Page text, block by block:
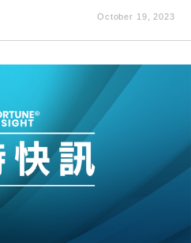
人員要求交「保證金」 43歲女子
點後回穩 全周仍升近2%
玩具「反」斗城亞洲CEO蔡德
收跌 連挫7周創逾3年最長跌勢
計價出口增近24%勝預期 貿易順
October 19, 2023